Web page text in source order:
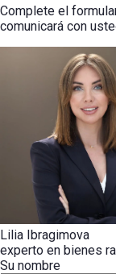
Complete el
comunicará con
Lilia Ibragimova
experto en bienes
Su nombre